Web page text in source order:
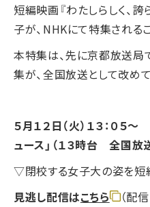
短編映画『わたしらしく、
子が、NHKにて特集される
本特集は、先に京都放送
集が、全国放送として改め
５月１２日（火）１３：０
ュース」（１３時台 全国放
▽閉校する女子大の姿を短
見逃し配信はこちら
（配